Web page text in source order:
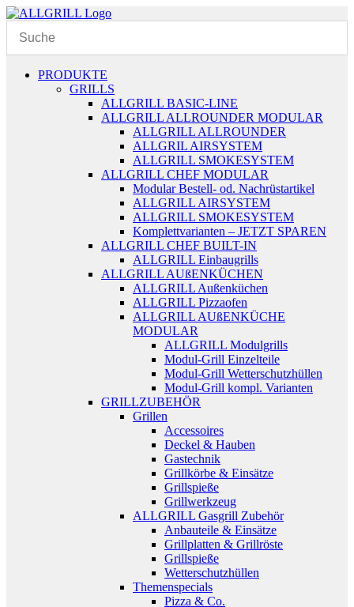
Zum
springen
PRODUKTE
GRILLS
ALLGRILL BASIC-LINE
ALLGRILL ALLROUNDER MODULAR
ALLGRILL ALLROUNDER
ALLGRIL AIRSYSTEM
ALLGRILL SMOKESYSTEM
ALLGRILL CHEF MODULAR
Modular Bestell- od. Nachrüstartikel
ALLGRILL AIRSYSTEM
ALLGRILL SMOKESYSTEM
Komplettvarianten – JETZT SPAREN
ALLGRILL CHEF BUILT-IN
ALLGRILL Einbaugrills
ALLGRILL AUßENKÜCHEN
ALLGRILL Außenküchen
ALLGRILL Pizzaofen
ALLGRILL AUßENKÜCHE
MODULAR
ALLGRILL Modulgrills
Modul-Grill Einzelteile
Modul-Grill Wetterschutzhüllen
Modul-Grill kompl. Varianten
GRILLZUBEHÖR
Grillen
Accessoires
Deckel & Hauben
Gastechnik
Grillkörbe & Einsätze
Grillspieße
Grillwerkzeug
ALLGRILL Gasgrill Zubehör
Anbauteile & Einsätze
Grillplatten & Grillröste
Grillspieße
Wetterschutzhüllen
Themenspecials
Pizza & Co.